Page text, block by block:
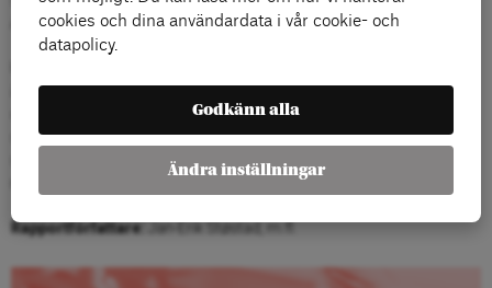
Avkommersialiseringsutredningen.
årtiondenas marknadisering av välfärden inom sju specifika
områden: socialtjänst riktad mot barn och ungdomar, barnomsorg,
skola, flyktingmottagande, arbetsmarknadsåtgärder,
specialistsjukvård och äldreomsorg. Slutsatserna är mycket
Rapportförfattare:Jan-Erik Støstad, m.fl.
cookies och dina användardata i vår cookie- och
datapolicy.
Godkänn alla
Ändra inställningar